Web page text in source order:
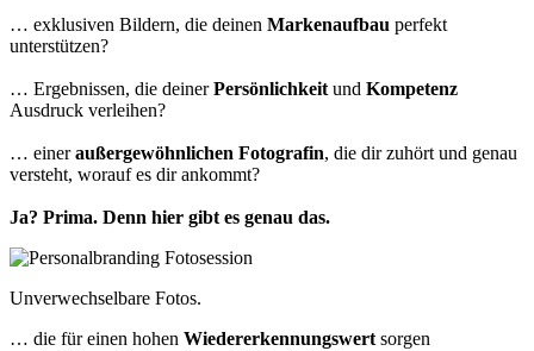
… exklusiven Bildern, die deinen Markenaufbau perfekt
unterstützen?
… Ergebnissen, die deinerPersönlichkeit und Kompetenz
Ausdruck verleihen?
… eineraußergewöhnlichen Fotografin, die dir zuhört und genau
versteht, worauf es dir ankommt?
Ja? Prima. Denn hier gibt es genau das.
Unverwechselbare Fotos.
… die für einen hohen Wiedererkennungswert sorgen